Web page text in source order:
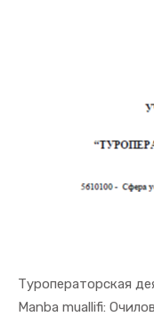
Туроператорская
Manba muallifi: